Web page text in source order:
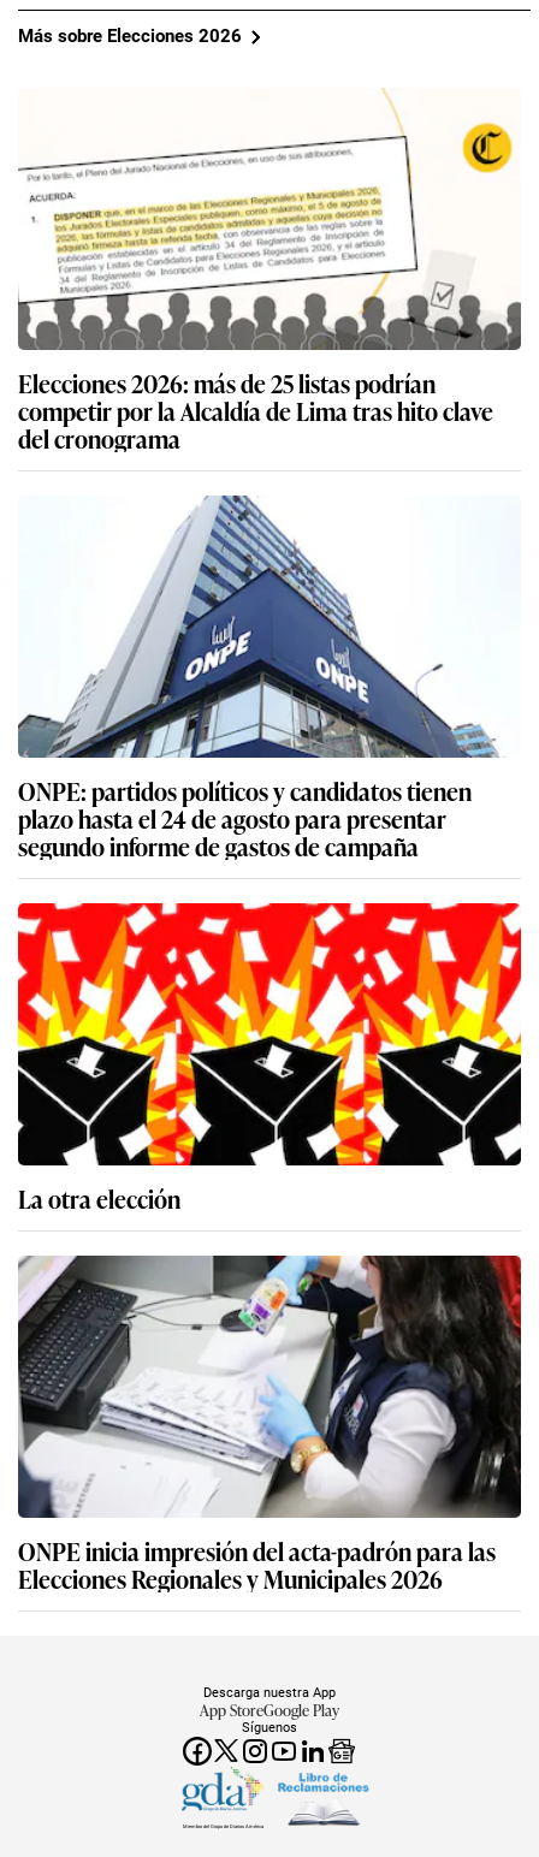
Más sobre Elecciones 2026
Elecciones 2026: más de 25 listas podrían
competir por la Alcaldía de Lima tras hito clave
del cronograma
ONPE: partidos políticos y candidatos tienen
plazo hasta el 24 de agosto para presentar
segundo informe de gastos de campaña
La otra elección
ONPE inicia impresión del acta-padrón para las
Elecciones Regionales y Municipales 2026
Síguenos
Descarga nuestra App
App StoreGoogle Play
Miembro del Grupo de Diarios América